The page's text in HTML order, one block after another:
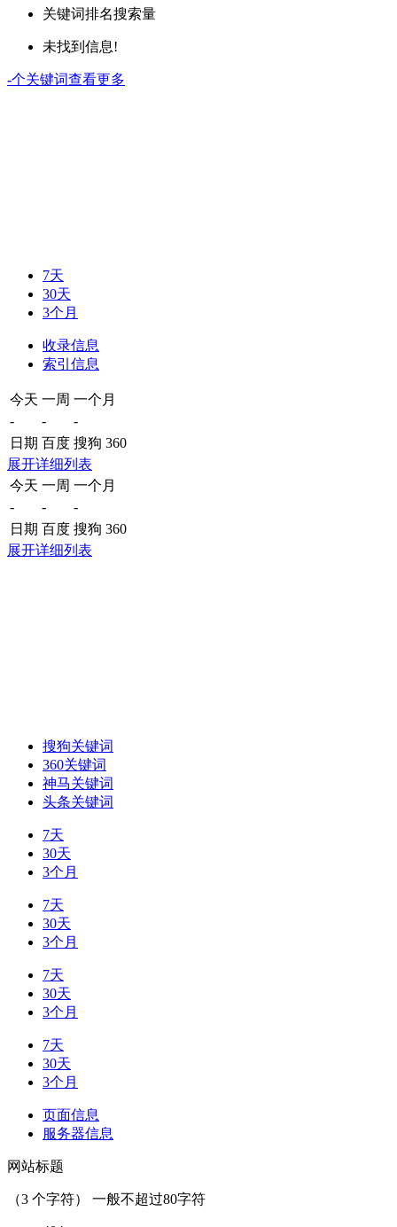
关键词排名搜索量
未找到信息!
-个关键词查看更多
7天
30天
3个月
收录信息
索引信息
今天 一周 一个月
-
-
-
日期 百度 搜狗 360
展开详细列表
今天 一周 一个月
-
-
-
日期 百度 搜狗 360
展开详细列表
搜狗关键词
360关键词
神马关键词
头条关键词
7天
30天
3个月
7天
30天
3个月
7天
30天
3个月
7天
30天
3个月
页面信息
服务器信息
网站标题
（3 个字符） 一般不超过80字符